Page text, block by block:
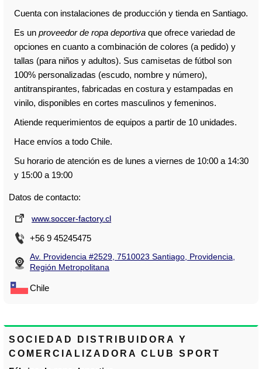
Cuenta con instalaciones de producción y tienda en Santiago.
Es un proveedor de ropa deportiva que ofrece variedad de
opciones en cuanto a combinación de colores (a pedido) y
tallas (para niños y adultos). Sus camisetas de fútbol son
100% personalizadas (escudo, nombre y número),
antitranspirantes, fabricadas en costura y estampadas en
vinilo, disponibles en cortes masculinos y femeninos.
Atiende requerimientos de equipos a partir de 10 unidades.
Hace envíos a todo Chile.
Su horario de atención es de lunes a viernes de 10:00 a 14:30
y 15:00 a 19:00
Datos de contacto:
www.soccer-factory.cl
+56 9 45245475
Av. Providencia #2529, 7510023 Santiago, Providencia,
Región Metropolitana
Chile
SOCIEDAD DISTRIBUIDORA Y
COMERCIALIZADORA CLUB SPORT